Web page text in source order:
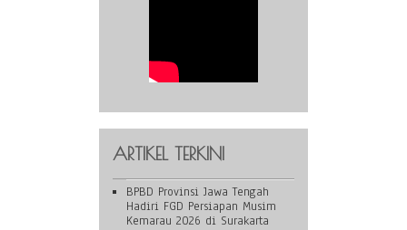
ARTIKEL TERKINI
BPBD Provinsi Jawa Tengah
Hadiri FGD Persiapan Musim
Kemarau 2026 di Surakarta